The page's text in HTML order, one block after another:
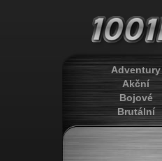
Adventury
Akční
Bojové
Brutální